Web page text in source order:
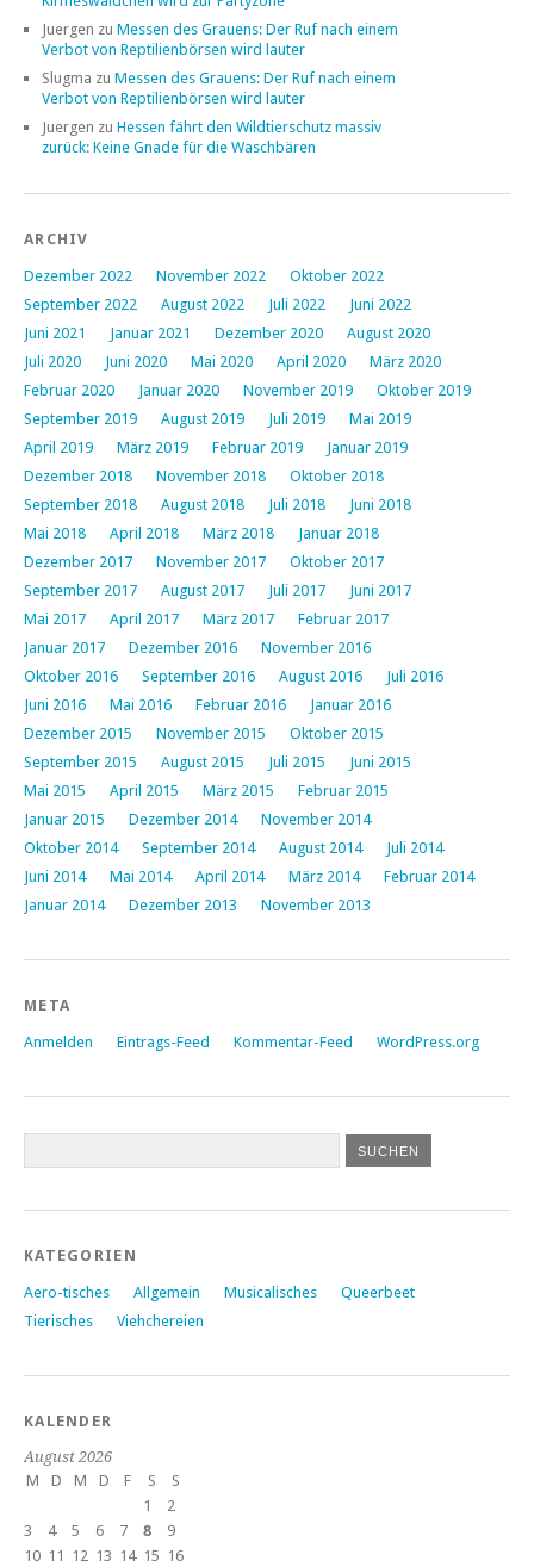
Juergen zu Messen des Grauens: Der Ruf nach einem
Verbot von Reptilienbörsen wird lauter
Slugma zu Messen des Grauens: Der Ruf nach einem
Verbot von Reptilienbörsen wird lauter
Juergen zu Hessen fährt den Wildtierschutz massiv
zurück: Keine Gnade für die Waschbären
ARCHIV
Dezember 2022 November 2022
Oktober 2022
September 2022
August 2022 Juli 2022
Juni 2022
Juni 2021
Januar 2021 Dezember 2020
August 2020
Juli 2020
Juni 2020 Mai 2020 April 2020
März 2020
Februar 2020
Januar 2020 November 2019
Oktober 2019
September 2019
August 2019 Juli 2019
Mai 2019
April 2019
März 2019 Februar 2019
Januar 2019
Dezember 2018
November 2018
Oktober 2018
September 2018
August 2018 Juli 2018
Juni 2018
Mai 2018
April 2018 März 2018
Januar 2018
Dezember 2017
November 2017
Oktober 2017
September 2017
August 2017 Juli 2017
Juni 2017
Mai 2017
April 2017 März 2017
Februar 2017
Januar 2017
Dezember 2016
November 2016
Oktober 2016
September 2016 August 2016
Juli 2016
Juni 2016
Mai 2016 Februar 2016
Januar 2016
Dezember 2015
November 2015
Oktober 2015
September 2015
August 2015 Juli 2015
Juni 2015
Mai 2015
April 2015 März 2015
Februar 2015
Januar 2015
Dezember 2014
November 2014
Oktober 2014
September 2014 August 2014
Juli 2014
Juni 2014
Mai 2014 April 2014 März 2014
Februar 2014
Januar 2014
Dezember 2013 November 2013
META
Anmelden Eintrags-Feed Kommentar-Feed WordPress.org
KATEGORIEN
Aero-tisches Allgemein Musicalisches
Queerbeet
Tierisches
Viehchereien
KALENDER
August 2026
M
D M D F S
S
1
2
3
4 5 6 7 8
9
10 11 12 13 14 15 16